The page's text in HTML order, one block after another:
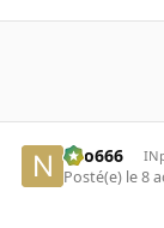
neo666
Posté(e) le 8